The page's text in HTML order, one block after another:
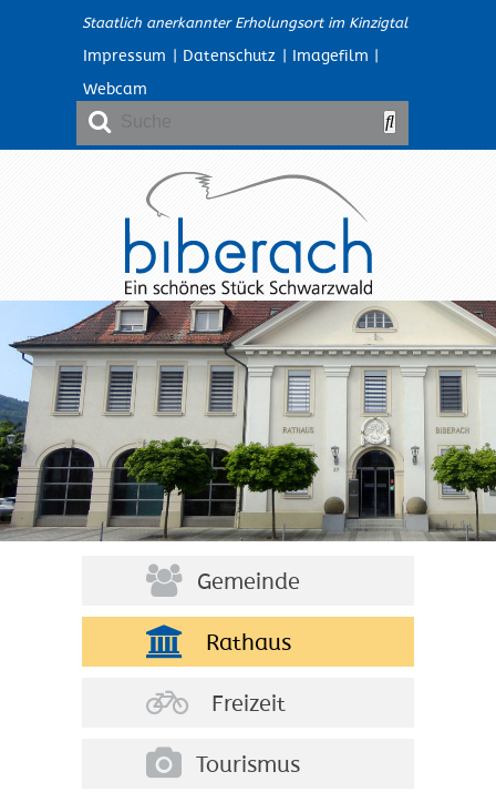
Staatlich anerkannter Erholungsort im Kinzigtal
Impressum | Datenschutz | Imagefilm |
Webcam
Gemeinde
Rathaus
Freizeit
Tourismus